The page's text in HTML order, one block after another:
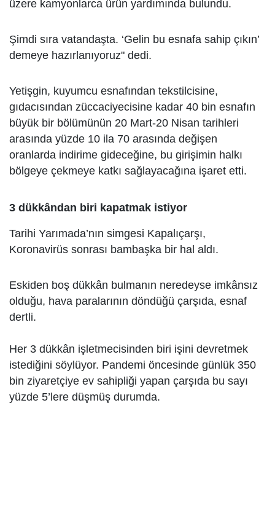
üzere kamyonlarca ürün yardımında bulundu.
Şimdi sıra vatandaşta. ‘Gelin bu esnafa sahip çıkın’
demeye hazırlanıyoruz" dedi.
Yetişgin, kuyumcu esnafından tekstilcisine,
gıdacısından züccaciyecisine kadar 40 bin esnafın
büyük bir bölümünün 20 Mart-20 Nisan tarihleri
arasında yüzde 10 ila 70 arasında değişen
oranlarda indirime gideceğine, bu girişimin halkı
bölgeye çekmeye katkı sağlayacağına işaret etti.
3 dükkândan biri kapatmak istiyor
Tarihi Yarımada’nın simgesi Kapalıçarşı,
Koronavirüs sonrası bambaşka bir hal aldı.
Eskiden boş dükkân bulmanın neredeyse imkânsız
olduğu, hava paralarının döndüğü çarşıda, esnaf
dertli.
Her 3 dükkân işletmecisinden biri işini devretmek
istediğini söylüyor. Pandemi öncesinde günlük 350
bin ziyaretçiye ev sahipliği yapan çarşıda bu sayı
yüzde 5’lere düşmüş durumda.